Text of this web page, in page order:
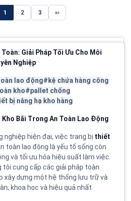
1 2 3 »
Giải Pháp Tối Ưu Cho Môi
Nghiệp
lao động#kệ chứa hàng công
kho#pallet chống
bị nâng hạ kho hàng
Bãi Trong An Toàn Lao Động
nghiệp hiện đại, việc trang bị thiết
toàn lao động là yếu tố sống còn
và tối ưu hóa hiệu suất làm việc.
tôi cung cấp các giải pháp toàn
xây dựng một hệ thống lưu trữ và
khoa học và hiệu quả nhất.